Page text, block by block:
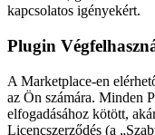
kapcsolatos igényekért.
Plugin
A Marketplace-en
az Ön számára. Minden
elfogadásához kötött,
Licencszerződés (a